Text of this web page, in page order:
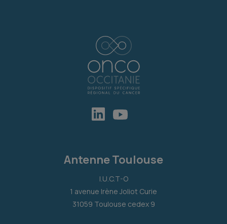
Antenne Toulouse
I.U.C.T-O
1 avenue Irène Joliot Curie
31059 Toulouse cedex 9